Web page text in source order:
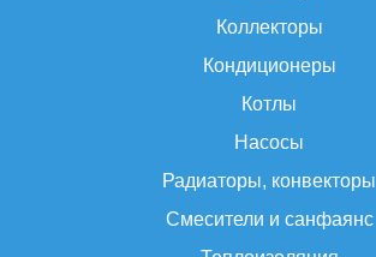
Коллекторы
Кондиционеры
Котлы
Насосы
Радиаторы, конвекторы
Смесители и санфаянс